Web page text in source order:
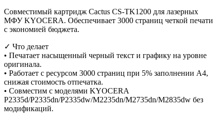
Совместимый картридж Cactus CS-TK1200 для лазерных
МФУ KYOCERA. Обеспечивает 3000 страниц четкой печати
с экономией бюджета.
✓ Что делает
• Печатает насыщенный черный текст и графику на уровне
оригинала.
• Работает с ресурсом 3000 страниц при 5% заполнении А4,
снижая стоимость отпечатка.
• Совместим с моделями KYOCERA
P2335d/P2335dn/P2335dw/M2235dn/M2735dn/M2835dw без
модификаций.